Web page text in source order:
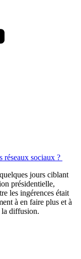
réseaux sociaux ?
jours ciblant
présidentielle,
les ingérences était
à en faire plus et à
la diffusion.